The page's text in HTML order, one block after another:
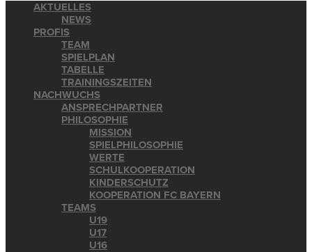
AKTUELLES
NEWS
PROFIS
TEAM
SPIELPLAN
TABELLE
TRAININGSZEITEN
NACHWUCHS
ANSPRECHPARTNER
PHILOSOPHIE
MISSION
SPIELPHILOSOPHIE
WERTE
SCHULKOOPERATION
KINDERSCHUTZ
KOOPERATION FC BAYERN
TEAMS
U19
U17
U16